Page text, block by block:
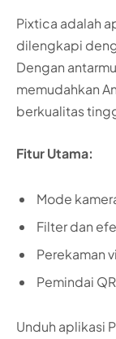
Pixtica adalah
dilengkapi
Dengan
memudahkan
berkualitas
Fitur Utama:
Mode
Filter dan
Perekaman
Pemindai
Unduh aplikasi